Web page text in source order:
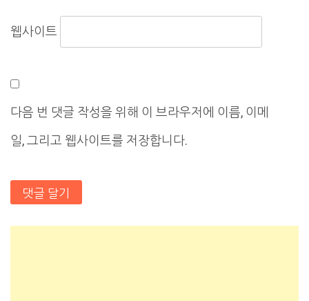
웹사이트
다음 번 댓글 작성을 위해 이 브라우저에 이름, 이메
일, 그리고 웹사이트를 저장합니다.